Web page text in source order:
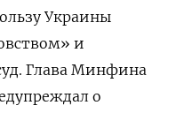
Украины
и
Глава Минфина
о